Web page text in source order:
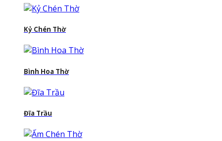
Kỷ Chén Thờ
Bình Hoa Thờ
Đĩa Trầu